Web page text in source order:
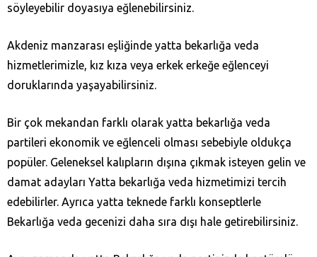
söyleyebilir doyasıya eğlenebilirsiniz.
Akdeniz manzarası eşliğinde yatta bekarlığa veda
hizmetlerimizle, kız kıza veya erkek erkeğe eğlenceyi
doruklarında yaşayabilirsiniz.
Bir çok mekandan farklı olarak yatta bekarlığa veda
partileri ekonomik ve eğlenceli olması sebebiyle oldukça
popüler. Geleneksel kalıpların dışına çıkmak isteyen gelin ve
damat adayları Yatta bekarlığa veda hizmetimizi tercih
edebilirler. Ayrıca yatta teknede farklı konseptlerle
Bekarlığa veda gecenizi daha sıra dışı hale getirebilirsiniz.